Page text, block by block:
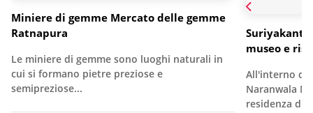
Miniere di gemme Mercato delle gemme
Ratnapura
Le miniere di gemme sono luoghi naturali in
cui si formano pietre preziose e
semipreziose...
museo e
All'interno di
Naranwala
residenza di